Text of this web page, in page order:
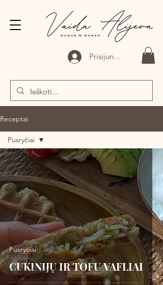
Prisijungti
Receptai
Visi
receptai
Pusryčiai
Pietūs/Vakarienė
Desertai
Padažai/Pagardai
Patinka
vaikams
Salotos/Budos
dubenėliai
Pusryčiai
CUKINIJŲ IR TOFU VAFLIAI
Pusryčiai